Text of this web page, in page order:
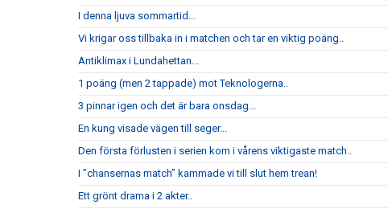
I denna ljuva sommartid...
Vi krigar oss tillbaka in i matchen och tar en viktig poäng..
Antiklimax i Lundahettan...
1 poäng (men 2 tappade) mot Teknologerna..
3 pinnar igen och det är bara onsdag...
En kung visade vägen till seger...
Den första förlusten i serien kom i vårens viktigaste match..
I ”chansernas match” kammade vi till slut hem trean!
Ett grönt drama i 2 akter..